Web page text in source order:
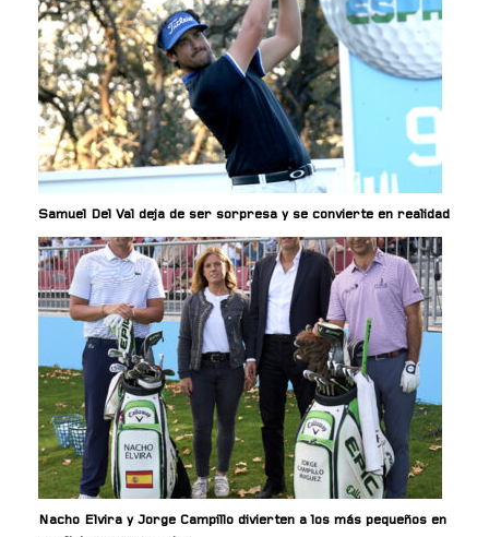
Samuel Del Val deja de ser sorpresa y se convierte en realidad
Nacho Elvira y Jorge Campillo divierten a los más pequeños en